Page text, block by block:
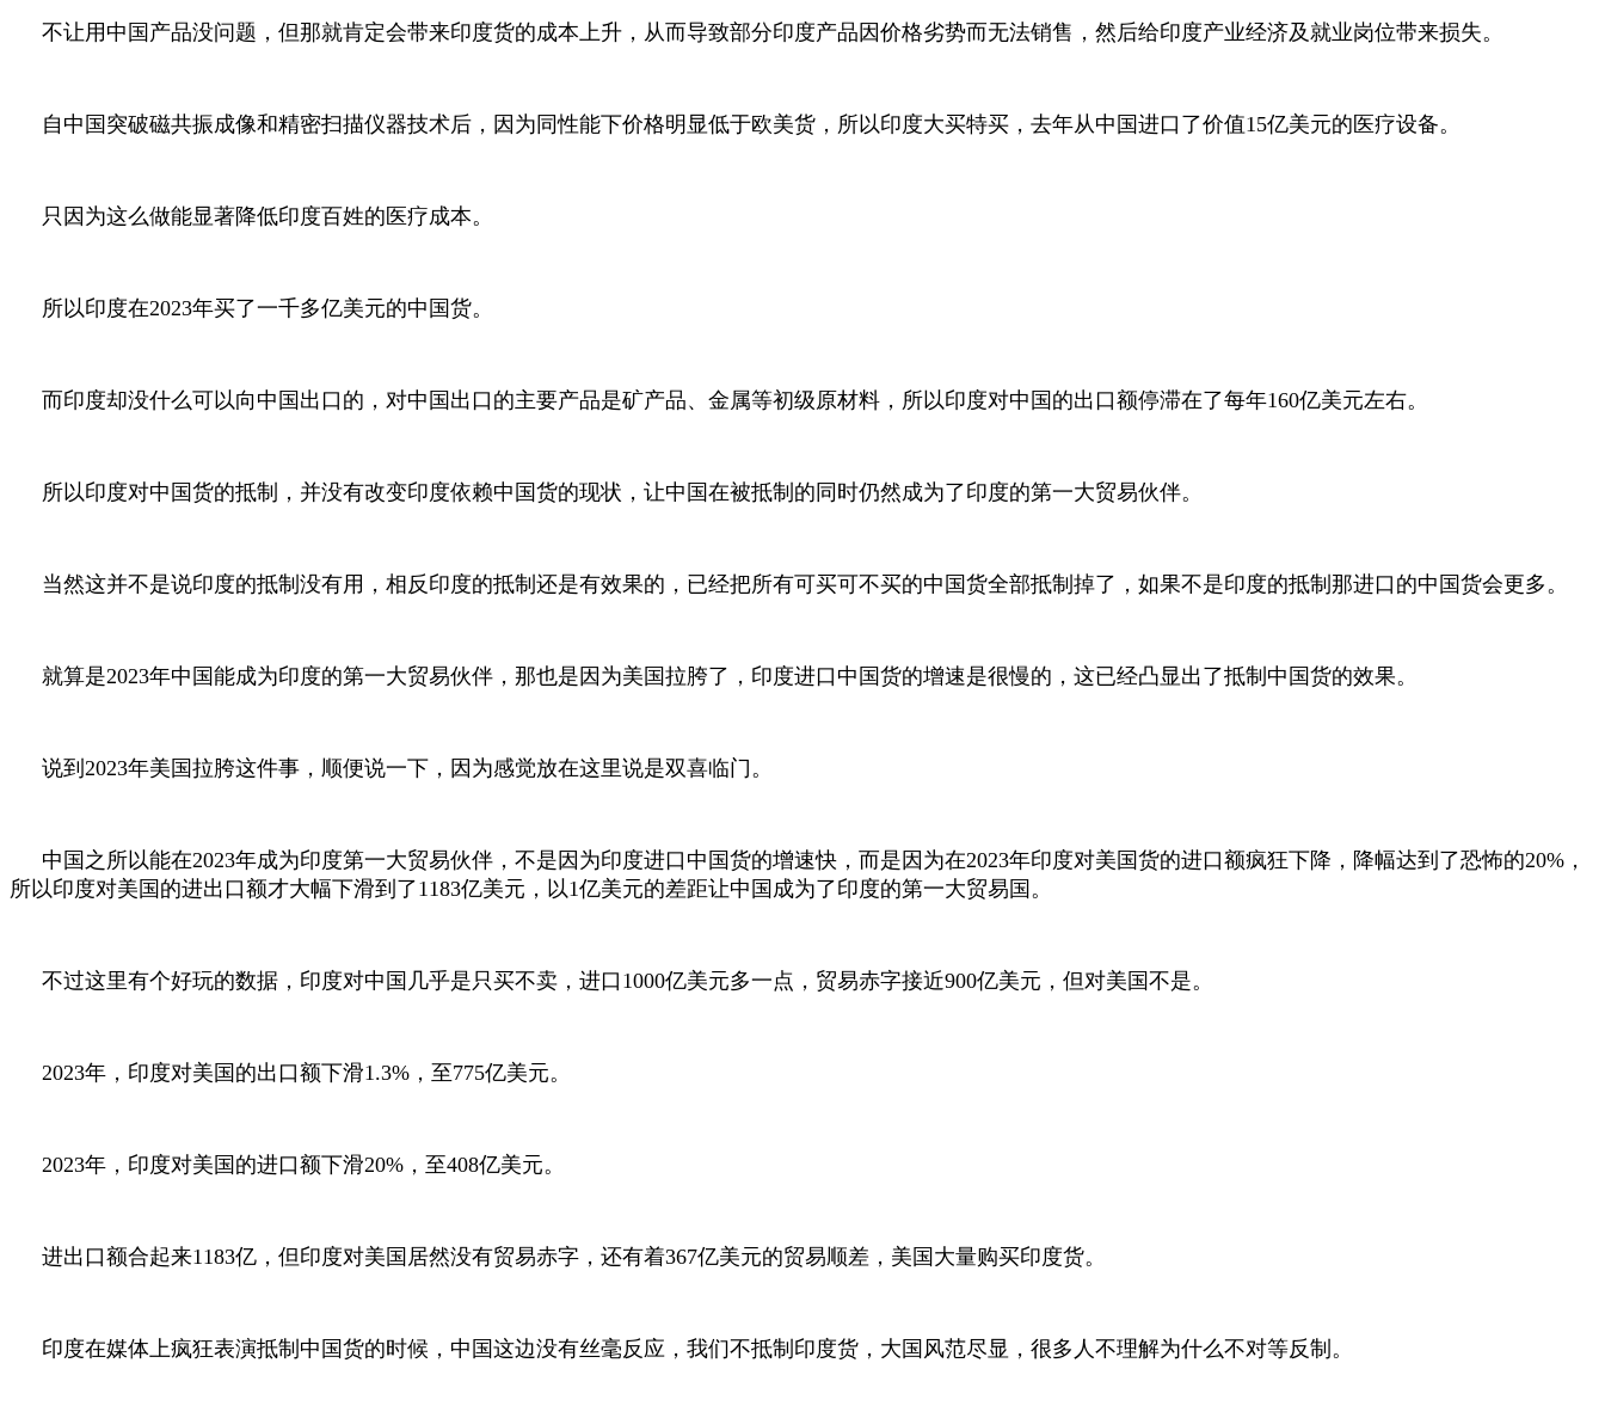
不让用中国产品没问题，但那就肯定会带来印度货的成本上升，从而导致部分印度产品因价格劣势而无法销售，然后给印度产业经济及就业岗位带来损失。
自中国突破磁共振成像和精密扫描仪器技术后，因为同性能下价格明显低于欧美货，所以印度大买特买，去年从中国进口了价值15亿美元的医疗设备。
只因为这么做能显著降低印度百姓的医疗成本。
所以印度在2023年买了一千多亿美元的中国货。
而印度却没什么可以向中国出口的，对中国出口的主要产品是矿产品、金属等初级原材料，所以印度对中国的出口额停滞在了每年160亿美元左右。
所以印度对中国货的抵制，并没有改变印度依赖中国货的现状，让中国在被抵制的同时仍然成为了印度的第一大贸易伙伴。
当然这并不是说印度的抵制没有用，相反印度的抵制还是有效果的，已经把所有可买可不买的中国货全部抵制掉了，如果不是印度的抵制那进口的中国货会更多。
就算是2023年中国能成为印度的第一大贸易伙伴，那也是因为美国拉胯了，印度进口中国货的增速是很慢的，这已经凸显出了抵制中国货的效果。
说到2023年美国拉胯这件事，顺便说一下，因为感觉放在这里说是双喜临门。
中国之所以能在2023年成为印度第一大贸易伙伴，不是因为印度进口中国货的增速快，而是因为在2023年印度对美国货的进口额疯狂下降，降幅达到了恐怖的20%，
所以印度对美国的进出口额才大幅下滑到了1183亿美元，以1亿美元的差距让中国成为了印度的第一大贸易国。
不过这里有个好玩的数据，印度对中国几乎是只买不卖，进口1000亿美元多一点，贸易赤字接近900亿美元，但对美国不是。
2023年，印度对美国的出口额下滑1.3%，至775亿美元。
2023年，印度对美国的进口额下滑20%，至408亿美元。
进出口额合起来1183亿，但印度对美国居然没有贸易赤字，还有着367亿美元的贸易顺差，美国大量购买印度货。
印度在媒体上疯狂表演抵制中国货的时候，中国这边没有丝毫反应，我们不抵制印度货，大国风范尽显，很多人不理解为什么不对等反制。